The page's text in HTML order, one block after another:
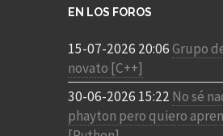
EN LOS FOROS
15-07-2026 20:06Grupo
novato [C++]
30-06-2026 15:22 No sé
phayton pero quiero